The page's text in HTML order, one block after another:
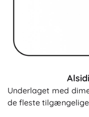
Underlaget med
de fleste